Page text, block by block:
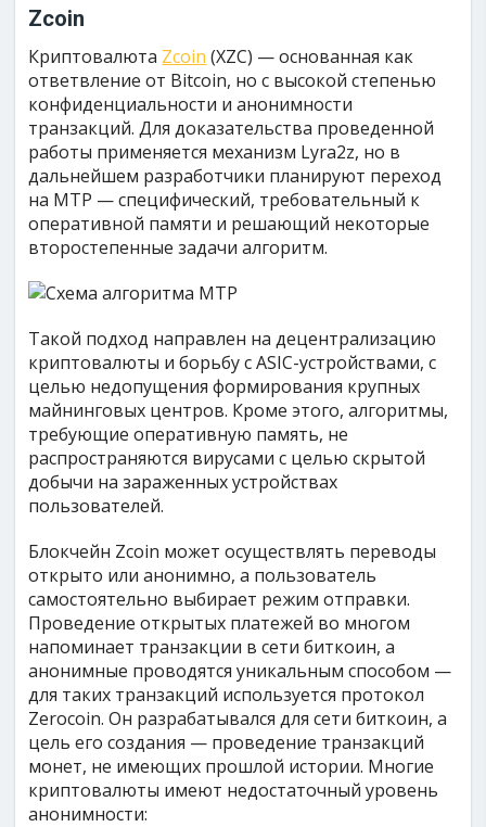
Zcoin
Криптовалюта Zcoin (XZC) — основанная как
ответвление от Bitcoin, но с высокой степенью
конфиденциальности и анонимности
транзакций. Для доказательства проведенной
работы применяется механизм Lyra2z, но в
дальнейшем разработчики планируют переход
на MTP — специфический, требовательный к
оперативной памяти и решающий некоторые
второстепенные задачи алгоритм.
Такой подход направлен на децентрализацию
криптовалюты и борьбу с ASIC-устройствами, с
целью недопущения формирования крупных
майнинговых центров. Кроме этого, алгоритмы,
требующие оперативную память, не
распространяются вирусами с целью скрытой
добычи на зараженных устройствах
пользователей.
Блокчейн Zcoin может осуществлять переводы
открыто или анонимно, а пользователь
самостоятельно выбирает режим отправки.
Проведение открытых платежей во многом
напоминает транзакции в сети биткоин, а
анонимные проводятся уникальным способом —
для таких транзакций используется протокол
Zerocoin. Он разрабатывался для сети биткоин, а
цель его создания — проведение транзакций
монет, не имеющих прошлой истории. Многие
криптовалюты имеют недостаточный уровень
анонимности: